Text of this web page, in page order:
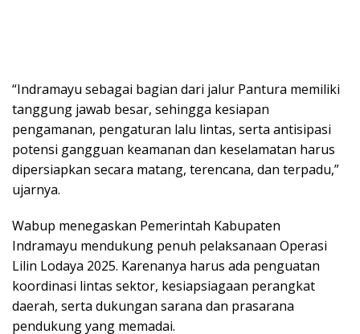
“Indramayu sebagai bagian dari jalur Pantura memiliki
tanggung jawab besar, sehingga kesiapan
pengamanan, pengaturan lalu lintas, serta antisipasi
potensi gangguan keamanan dan keselamatan harus
dipersiapkan secara matang, terencana, dan terpadu,”
ujarnya.
Wabup menegaskan Pemerintah Kabupaten
Indramayu mendukung penuh pelaksanaan Operasi
Lilin Lodaya 2025. Karenanya harus ada penguatan
koordinasi lintas sektor, kesiapsiagaan perangkat
daerah, serta dukungan sarana dan prasarana
pendukung yang memadai.